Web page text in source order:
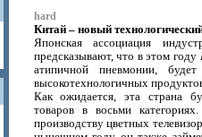
hard
Китай – новый
Японская ассоциация
предсказывают, что в этом году
атипичной пневмонии,
высокотехнологичных
Как ожидается, эта страна
товаров в восьми
производству цветных